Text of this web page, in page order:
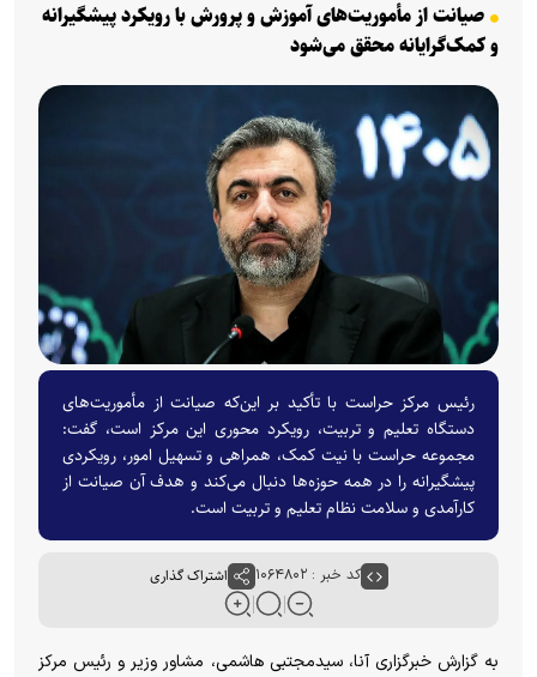
صیانت از مأموریت‌های آموزش و پرورش با رویکرد پیشگیرانه
و کمک‌گرایانه محقق می‌شود
رئیس مرکز حراست با تأکید بر این‌که صیانت از مأموریت‌های
دستگاه تعلیم و تربیت، رویکرد محوری این مرکز است، گفت:
مجموعه حراست با نیت کمک، همراهی و تسهیل امور، رویکردی
پیشگیرانه را در همه حوزه‌ها دنبال می‌کند و هدف آن صیانت از
کارآمدی و سلامت نظام تعلیم و تربیت است.
کد خبر : ۱۰۶۴۸۰۲ اشتراک گذاری
به گزارش خبرگزاری آنا، سیدمجتبی هاشمی، مشاور وزیر و رئیس مرکز